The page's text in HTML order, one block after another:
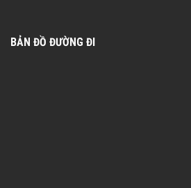
BẢN ĐỒ ĐƯỜNG ĐI